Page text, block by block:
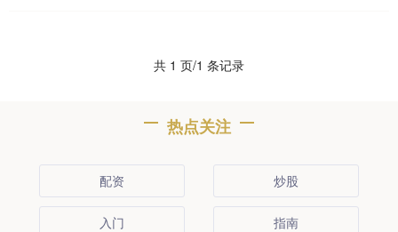
共 1 页/1 条记录
热点关注
配资 炒股
入门 指南